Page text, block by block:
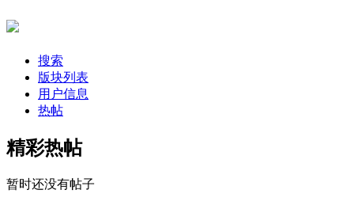
搜索
版块列表
用户信息
热帖
精彩热帖
暂时还没有帖子